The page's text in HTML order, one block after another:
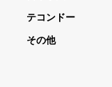
テコンドー
その他